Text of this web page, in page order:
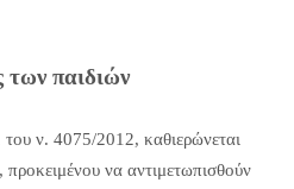
των παιδιών
ν. 4075/2012, καθιερώνεται
προκειμένου να αντιμετωπισθούν